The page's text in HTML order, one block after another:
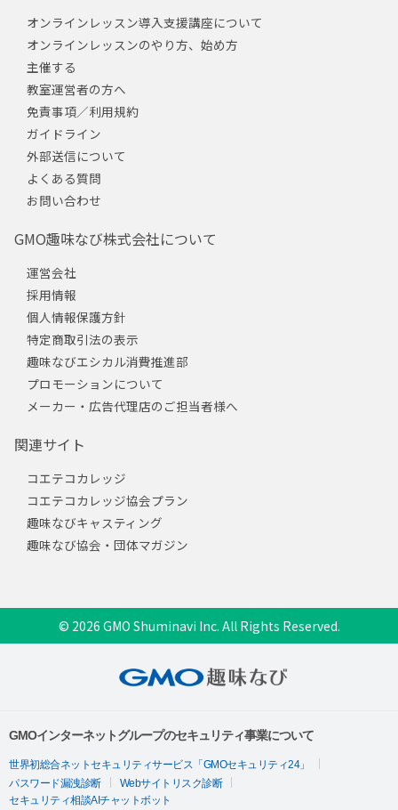
オンラインレッスン導入支援講座について
オンラインレッスンのやり方、始め方
主催する
教室運営者の方へ
免責事項／利用規約
ガイドライン
外部送信について
よくある質問
お問い合わせ
GMO趣味なび株式会社について
運営会社
採用情報
個人情報保護方針
特定商取引法の表示
趣味なびエシカル消費推進部
プロモーションについて
メーカー・広告代理店のご担当者様へ
関連サイト
コエテコカレッジ
コエテコカレッジ協会プラン
趣味なびキャスティング
趣味なび協会・団体マガジン
© 2026 GMO Shuminavi Inc. All Rights Reserved.